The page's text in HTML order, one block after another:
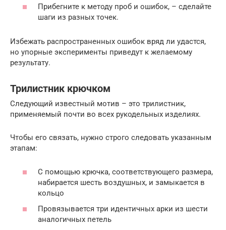
Прибегните к методу проб и ошибок, – сделайте
шаги из разных точек.
Избежать распространенных ошибок вряд ли удастся,
но упорные эксперименты приведут к желаемому
результату.
Трилистник крючком
Следующий известный мотив – это трилистник,
применяемый почти во всех рукодельных изделиях.
Чтобы его связать, нужно строго следовать указанным
этапам:
С помощью крючка, соответствующего размера,
набирается шесть воздушных, и замыкается в
кольцо
Провязывается три идентичных арки из шести
аналогичных петель